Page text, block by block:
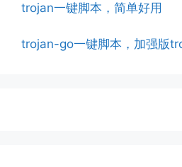
trojan一键脚本，简单好用
trojan-go一键脚本，加强版